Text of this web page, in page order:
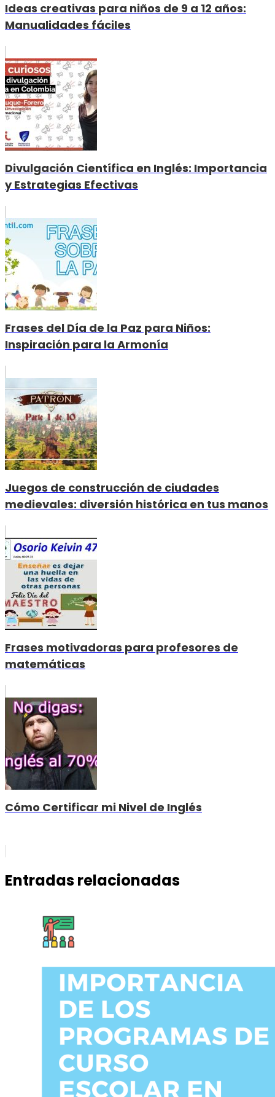
Ideas creativas para niños de 9 a 12 años:
Manualidades fáciles
Divulgación Científica en Inglés: Importancia
y Estrategias Efectivas
Frases del Día de la Paz para Niños:
Inspiración para la Armonía
Juegos de construcción de ciudades
medievales: diversión histórica en tus manos
Frases motivadoras para profesores de
matemáticas
Cómo Certificar mi Nivel de Inglés
Entradas relacionadas